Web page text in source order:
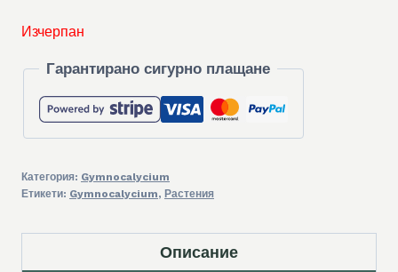
Изчерпан
Гарантирано сигурно плащане
Категория: Gymnocalycium
Етикети: Gymnocalycium, Растения
Описание